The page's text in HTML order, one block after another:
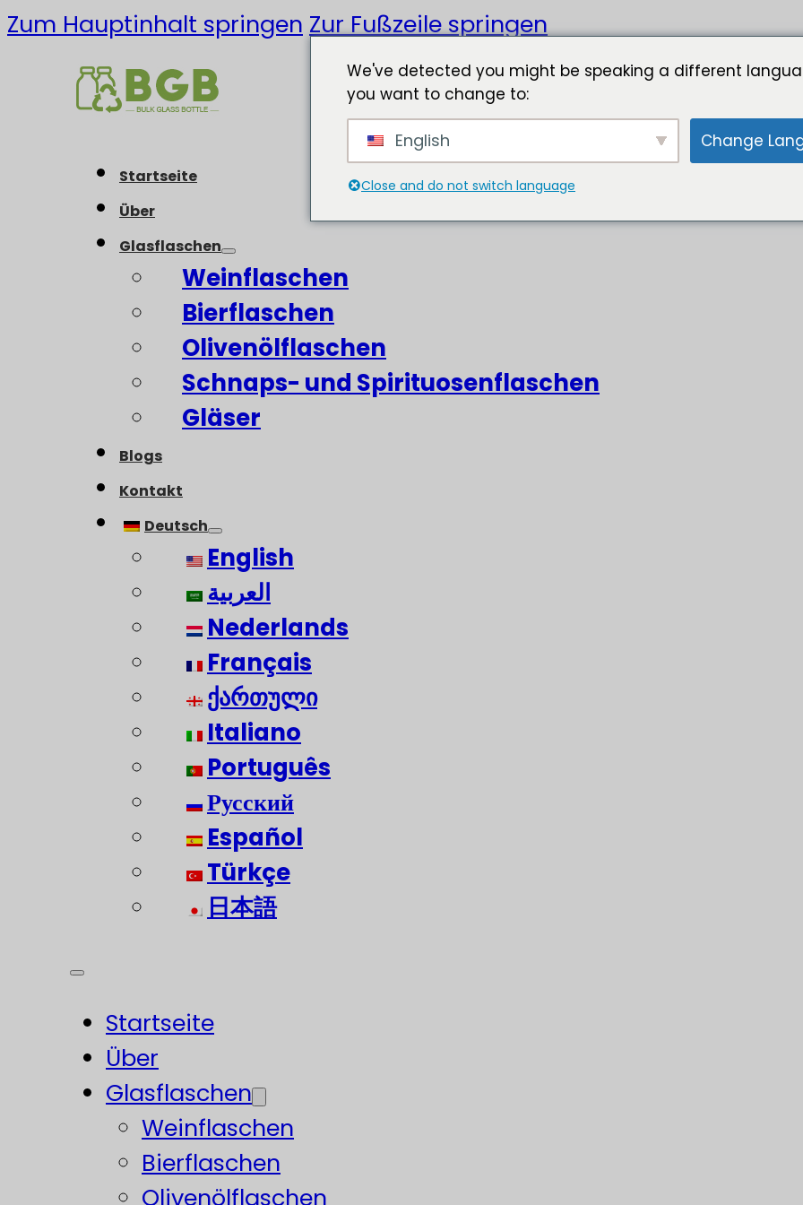
Zum Hauptinhalt springen Zur Fußzeile springen
Startseite
Über
Glasflaschen
Weinflaschen
Bierflaschen
Olivenölflaschen
Schnaps- und Spirituosenflaschen
Gläser
Blogs
Kontakt
Deutsch
English
العربية
Nederlands
Français
ქართული
Italiano
Português
Русский
Español
Türkçe
日本語
Startseite
Über
Glasflaschen
Weinflaschen
Bierflaschen
Olivenölflaschen
We've detected you might be speaking a different
you want to change to:
English Change
Close and do not switch language